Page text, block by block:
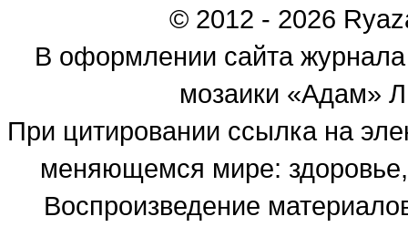
© 2012 - 2026
В оформлении сайта
мозаики «Адам»
При цитировании ссылка на
меняющемся мире: здоровье,
Воспроизведение